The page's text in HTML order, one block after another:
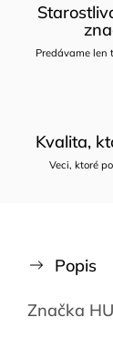
Predávame len
Kvalita,
Veci, ktoré
Popis
Značka